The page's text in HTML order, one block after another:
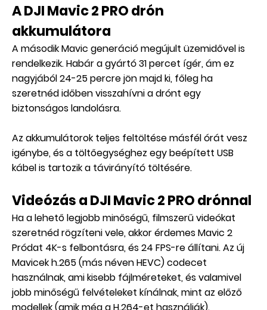
A DJI Mavic 2 PRO drón
akkumulátora
A második Mavic generáció megújult üzemidővel is
rendelkezik. Habár a gyártó 31 percet ígér, ám ez
nagyjából 24-25 percre jön majd ki, főleg ha
szeretnéd időben visszahívni a drónt egy
biztonságos landolásra.
Az akkumulátorok teljes feltöltése másfél órát vesz
igénybe, és a töltőegységhez egy beépített USB
kábel is tartozik a távirányító töltésére.
Videózás a DJI Mavic 2 PRO drónnal
Ha a lehető legjobb minőségű, filmszerű videókat
szeretnéd rögzíteni vele, akkor érdemes Mavic 2
Pródat 4K-s felbontásra, és 24 FPS-re állítani. Az új
Mavicek h.265 (más néven HEVC) codecet
használnak, ami kisebb fájlméreteket, és valamivel
jobb minőségű felvételeket kínálnak, mint az előző
modellek (amik még a H.264-et használják).